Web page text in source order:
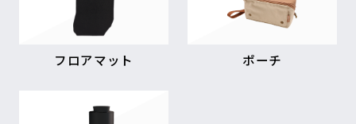
フロアマット ポーチ